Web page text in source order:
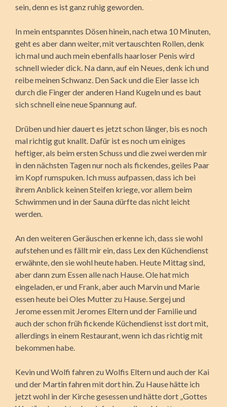
sein, denn es ist ganz ruhig geworden.
In mein entspanntes Dösen hinein, nach etwa 10 Minuten,
geht es aber dann weiter, mit vertauschten Rollen, denk
ich mal und auch mein ebenfalls haarloser Penis wird
schnell wieder dick. Na dann, auf ein Neues, denk ich und
reibe meinen Schwanz. Den Sack und die Eier lasse ich
durch die Finger der anderen Hand Kugeln und es baut
sich schnell eine neue Spannung auf.
Drüben und hier dauert es jetzt schon länger, bis es noch
mal richtig gut knallt. Dafür ist es noch um einiges
heftiger, als beim ersten Schuss und die zwei werden mir
in den nächsten Tagen nur noch als fickendes, geiles Paar
im Kopf rumspuken. Ich muss aufpassen, dass ich bei
ihrem Anblick keinen Steifen kriege, vor allem beim
Schwimmen und in der Sauna dürfte das nicht leicht
werden.
An den weiteren Geräuschen erkenne ich, dass sie wohl
aufstehen und es fällt mir ein, dass Lex den Küchendienst
erwähnte, den sie wohl heute haben. Heute Mittag sind,
aber dann zum Essen alle nach Hause. Ole hat mich
eingeladen, er und Frank, aber auch Marvin und Marie
essen heute bei Oles Mutter zu Hause. Sergej und
Jerome essen mit Jeromes Eltern und der Familie und
auch der schon früh fickende Küchendienst isst dort mit,
allerdings in einem Restaurant, wenn ich das richtig mit
bekommen habe.
Kevin und Wolfi fahren zu Wolfis Eltern und auch der Kai
und der Martin fahren mit dort hin. Zu Hause hätte ich
jetzt wohl in der Kirche gesessen und hätte dort „Gottes